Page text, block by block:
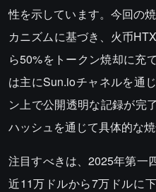
性を示しています。今回の
カニズムに基づき、火币
ら50%をトークン焼却に充
は主にSun.ioチャネルを通
ン上で公開透明な記録が完
ハッシュを通じて具体的な
注目すべきは、2025年第一
近11万ドルから7万ドルに